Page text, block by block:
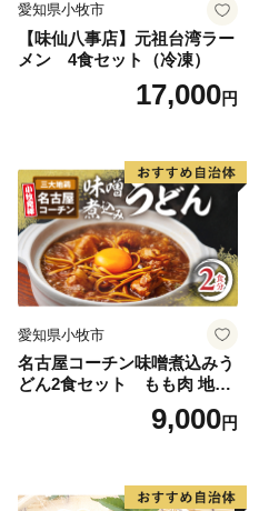
愛知県小牧市
【味仙八事店】元祖台湾ラー
メン 4食セット（冷凍）
17,000円
愛知県小牧市
名古屋コーチン味噌煮込みう
どん2食セット もも肉 地鶏
9,000円